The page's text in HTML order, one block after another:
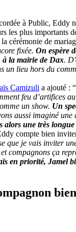
à Public, Eddy
les plus importants
cérémonie de
fixée. On espère
la mairie de Dax.
un lieu hors du
Camizuli a ajouté : “
feu d’artifices
un show. Un
aussi imaginé une
alors une très longue
compte bien
que je vais inviter
compagnons ça
en priorité, Jamel